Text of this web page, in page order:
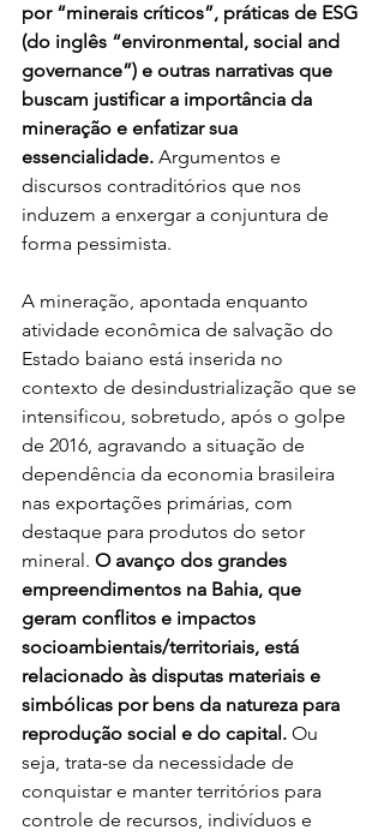
por “minerais críticos”, práticas de ESG
(do inglês “environmental, social and
governance”) e outras narrativas que
buscam justificar a importância da
mineração e enfatizar sua
essencialidade. Argumentos e
discursos contraditórios que nos
induzem a enxergar a conjuntura de
forma pessimista.
A mineração, apontada enquanto
atividade econômica de salvação do
Estado baiano está inserida no
contexto de desindustrialização que se
intensificou, sobretudo, após o golpe
de 2016, agravando a situação de
dependência da economia brasileira
nas exportações primárias, com
destaque para produtos do setor
mineral. O avanço dos grandes
empreendimentos na Bahia, que
geram conflitos e impactos
socioambientais/territoriais, está
relacionado às disputas materiais e
simbólicas por bens da natureza para
reprodução social e do capital. Ou
seja, trata-se da necessidade de
conquistar e manter territórios para
controle de recursos, indivíduos e